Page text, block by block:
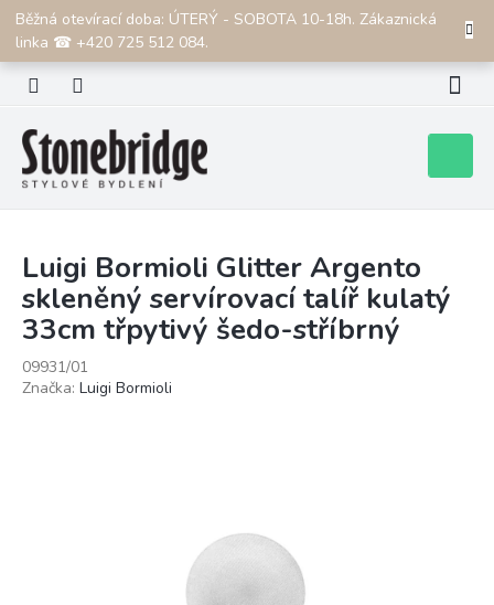
Přejít
obsah
Běžná otevírací doba: ÚTERÝ - SOBOTA 10-18h. Zákaznická
linka ☎ +420 725 512 084.
CZK
košík
Luigi Bormioli Glitter Argento
skleněný servírovací talíř kulatý
33cm třpytivý šedo-stříbrný
09931/01
Značka: Luigi Bormioli